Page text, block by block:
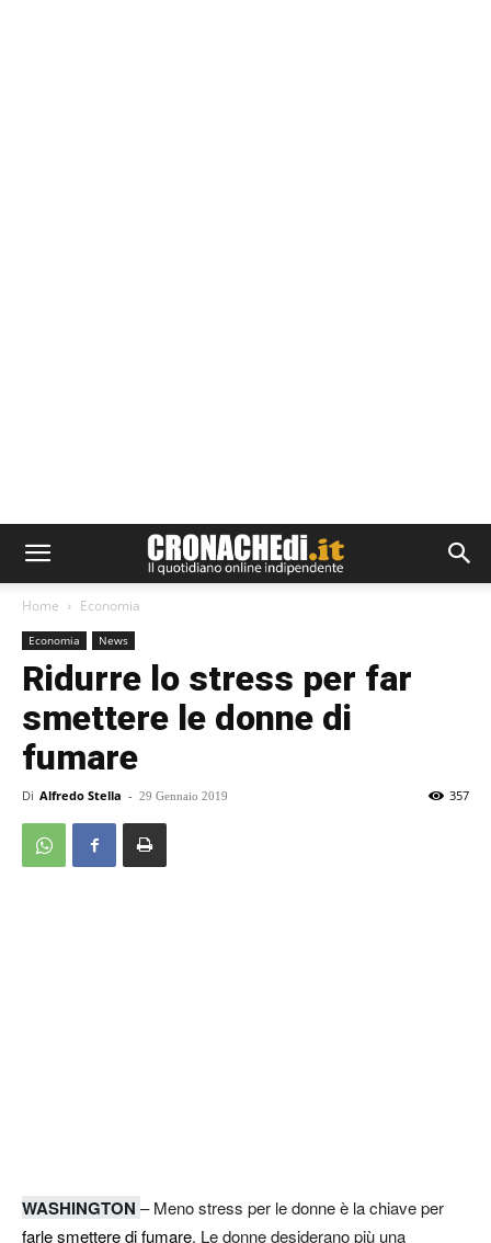
Home Economia
Economia News
Ridurre lo stress per far
smettere le donne di
fumare
Di Alfredo Stella - 29 Gennaio 2019 357
WASHINGTON – Meno stress per le donne è la chiave per
farle smettere di fumare. Le donne desiderano più una